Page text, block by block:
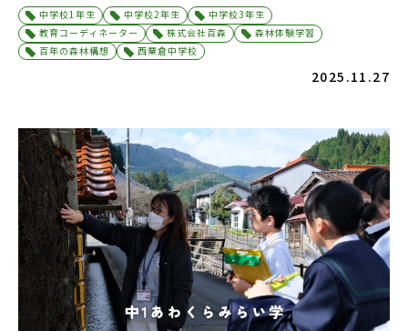
中学校1年生 中学校2年生
中学校3年生
教育コーディネーター
株式会社百森
森林体験学習
百年の森林構想
西粟倉中学校
2025.11.27